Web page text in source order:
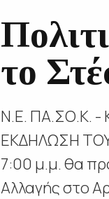
το
Ν.Ε. ΠΑ.ΣΟ.Κ. -
ΕΚΔΗΛΩΣΗ
7:00 μ.μ. θα
Αλλαγής στο